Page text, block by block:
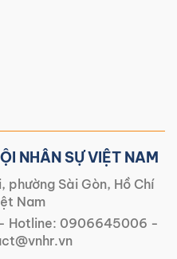
NHÂN SỰ VIỆT NAM
phường Sài Gòn, Hồ Chí
Nam
- Hotline: 0906645006 -